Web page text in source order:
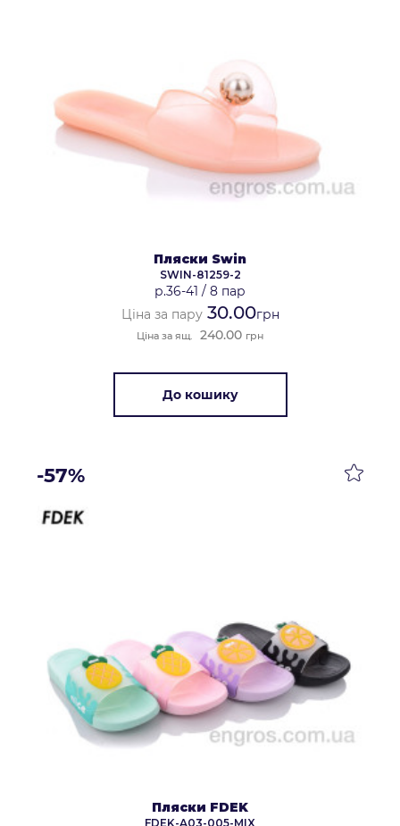
Пляски Swin
SWIN-81259-2
р.36-41 / 8 пар
Ціна за пару30.00грн
Ціна за ящ. 240.00 грн
До кошику
-57%
Пляски FDEK
FDEK-A03-005-MIX